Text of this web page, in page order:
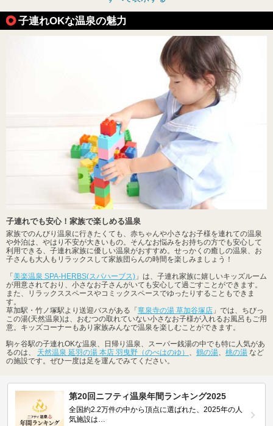
子連れOKな温泉の魅力
子連れでも安心！家族で楽しめる温泉
家族でのんびり温泉に行きたくても、赤ちゃんや小さなお子様を連れての温泉
や外泊は、やはり不安が大きいもの。そんなお悩みをお持ちの方でも安心して
利用できる、子連れ家族に優しい温泉がおすすめ。せっかくの癒しの温泉、お
子さんも大人もリラックスして家族団らんの時間を楽しみましょう！
「美楽温泉 SPA-HERBS(スパハーブス) 」は、子連れ家族に嬉しいキッズルーム
が用意されており、小さなお子さんがいても安心して過ごすことができます。
また、リラックススペースやコミックスペースでゆったりすることもできま
す。
草加駅・竹ノ塚駅より送迎バスがある「竜泉寺の湯 草加谷塚店 」では、ちびっ
この湯(天然温泉)は、おむつの取れていない小さなお子様が入れるお風呂もご用
意。キッズコーナーもあり家族みんなで温泉を楽しむことができます。
駒ヶ谷駅の子連れOKな温泉、日帰り温泉、スーパー銭湯の中でも特に人気があ
るのは、 天然温泉 延羽の湯 本店 羽曳野（のべはのゆ） 鶴の湯 桃の湯 など
の施設です。ぜひ一度は足を運んでみてください。
第20回ニフティ温泉年間ランキング2025
全国約2.2万件の中から頂点に選ばれた、2025年の人
気施設は…